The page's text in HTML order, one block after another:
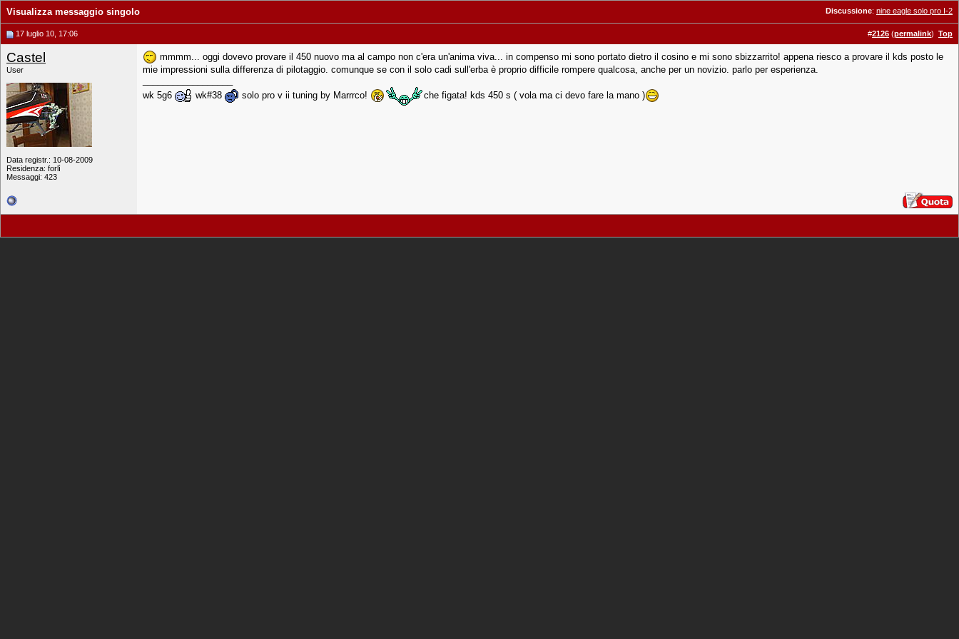
Discussione: nine eagle solo pro I-2
Visualizza messaggio singolo
17 luglio 10, 17:06 #2126 (permalink) Top
Castel
User
Data registr.: 10-08-2009
Residenza: forlì
Messaggi: 423
mmmm... oggi dovevo provare il 450 nuovo ma al campo non c'era un'anima viva... in compenso mi sono portato dietro il cosino e mi sono sbizzarrito! appena riesco a provare il kds posto le
mie impressioni sulla differenza di pilotaggio. comunque se con il solo cadi sull'erba è proprio difficile rompere qualcosa, anche per un novizio. parlo per esperienza.
wk 5g6
wk#38 solo pro v ii tuning by Marrrco! che figata! kds 450 s ( vola ma ci devo fare la mano )